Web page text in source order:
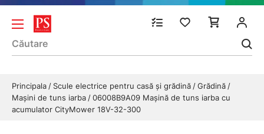
Principala Scule electrice pentru casă și grădină
Grădină
Maşini de tuns iarba
06008B9A09 Maşină de tuns iarba cu
acumulator CityMower 18V-32-300